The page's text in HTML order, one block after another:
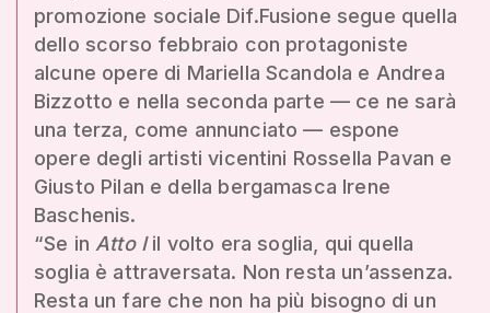
promozione sociale Dif.Fusione segue quella
dello scorso febbraio con protagoniste
alcune opere di Mariella Scandola e Andrea
Bizzotto e nella seconda parte — ce ne sarà
una terza, come annunciato — espone
opere degli artisti vicentini Rossella Pavan e
Giusto Pilan e della bergamasca Irene
Baschenis.
“Se in Atto Iil volto era soglia, qui quella
soglia è attraversata. Non resta un’assenza.
Resta un fare che non ha più bisogno di un